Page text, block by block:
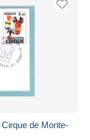
de Monte-